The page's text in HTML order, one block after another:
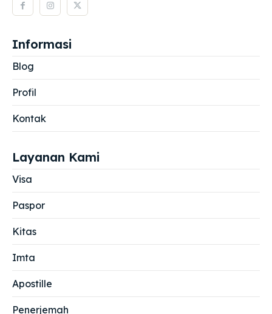
Informasi
Blog
Profil
Kontak
Layanan Kami
Visa
Paspor
Kitas
Imta
Apostille
Penerjemah